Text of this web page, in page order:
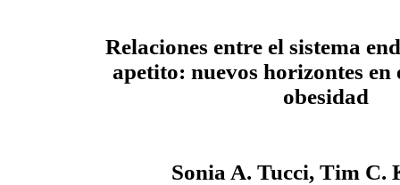
Relaciones entre el sistema
apetito: nuevos horizontes en
obesidad
Sonia A. Tucci, Tim C.